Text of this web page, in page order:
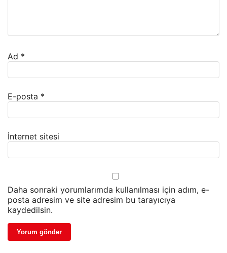
Ad *
E-posta *
İnternet sitesi
Daha sonraki yorumlarımda kullanılması için adım, e-
posta adresim ve site adresim bu tarayıcıya
kaydedilsin.